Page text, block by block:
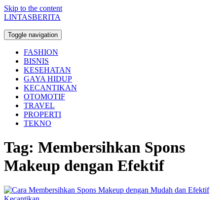
Skip to the content
LINTASBERITA
Toggle navigation
FASHION
BISNIS
KESEHATAN
GAYA HIDUP
KECANTIKAN
OTOMOTIF
TRAVEL
PROPERTI
TEKNO
Tag: Membersihkan Spons
Makeup dengan Efektif